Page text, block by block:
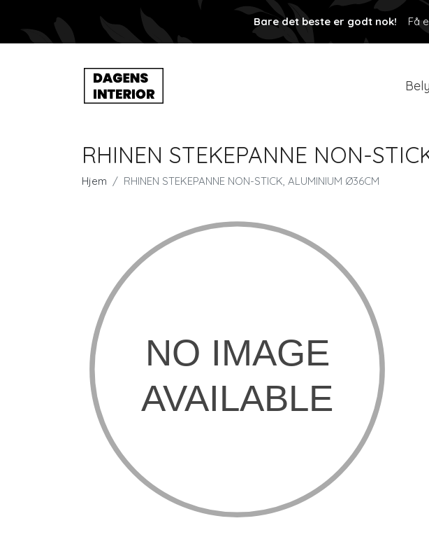
Bare det beste er godt nok! Få
RHINEN STEKEPANNE NON-
Hjem RHINEN STEKEPANNE NON-STICK, ALUMINIUM Ø36CM